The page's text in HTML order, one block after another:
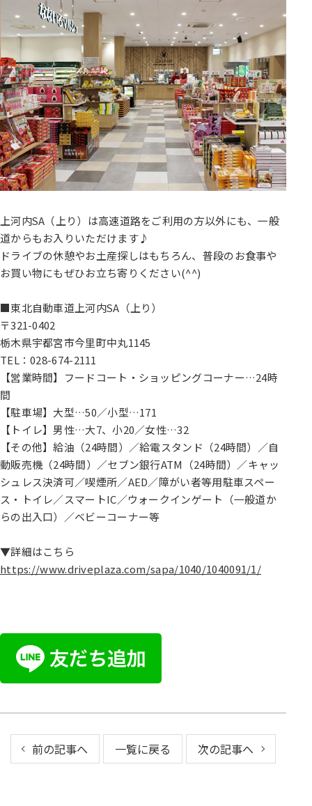
上河内SA（上り）は高速道路をご利用の方以外にも、一般
道からもお入りいただけます♪
ドライブの休憩やお土産探しはもちろん、普段のお食事や
お買い物にもぜひお立ち寄りください(^^)
■東北自動車道上河内SA（上り）
〒321-0402
栃木県宇都宮市今里町中丸1145
TEL：028-674-2111
【営業時間】フードコート・ショッピングコーナー…24時
間
【駐車場】大型…50／小型…171
【トイレ】男性…大7、小20／女性…32
【その他】給油（24時間）／給電スタンド（24時間）／自
動販売機（24時間）／セブン銀行ATM（24時間）／キャッ
シュレス決済可／喫煙所／AED／障がい者等用駐車スペー
ス・トイレ／スマートIC／ウォークインゲート（一般道か
らの出入口）／ベビーコーナー等
▼詳細はこちら
https://www.driveplaza.com/sapa/1040/1040091/1/
前の記事へ 一覧に戻る 次の記事へ